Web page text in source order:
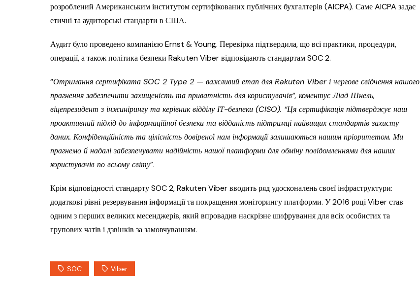
розроблений Американським інститутом сертифікованих публічних бухгалтерів (AICPA). Саме AICPA задає
етичні та аудиторські стандарти в США.
Аудит було проведено компанією Ernst & Young. Перевірка підтвердила, що всі практики, процедури,
операції, а також політика безпеки Rakuten Viber відповідають стандартам SOC 2.
“Отримання сертифіката SOC 2 Type 2 — важливий етап для Rakuten Viber і чергове свідчення нашого
прагнення забезпечити захищеність та приватність для користувачів”, коментує Ліад Шнель,
віцепрезидент з інжинірингу та керівник відділу ІТ-безпеки (CISO). “Ця сертифікація підтверджує наш
проактивний підхід до інформаційної безпеки та відданість підтримці найвищих стандартів захисту
даних. Конфіденційність та цілісність довіреної нам інформації залишаються нашим пріоритетом. Ми
прагнемо й надалі забезпечувати надійність нашої платформи для обміну повідомленнями для наших
користувачів по всьому світу”.
Крім відповідності стандарту SOC 2, Rakuten Viber вводить ряд удосконалень своєї інфраструктури:
додаткові рівні резервування інформації та покращення моніторингу платформи. У 2016 році Viber став
одним з перших великих месенджерів, який впровадив наскрізне шифрування для всіх особистих та
групових чатів і дзвінків за замовчуванням.
SOC Viber